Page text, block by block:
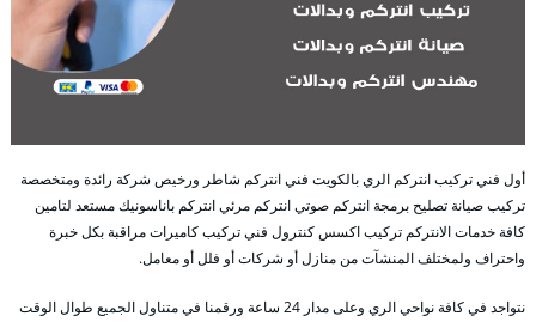
أول فني تركيب انتركم الري بالكويت فني انتركم شاطر ورخيص شركة رائدة ومتخصصة
تركيب صيانة تصليح برمجة انتركم صوتي انتركم مرئي انتركم باناسونيك مستعد لتامين
كافة خدمات الانتركم تركيب اكسس كنترول فني تركيب كاميرات مراقبة بكل خبرة
واحتراف ولمختلف المنشآت من منازل أو شركات أو فلل أو معامل.
نتواجد في كافة نواحي الري وعلى مدار 24 ساعة ورقمنا في متناول الجميع طوال الوقت